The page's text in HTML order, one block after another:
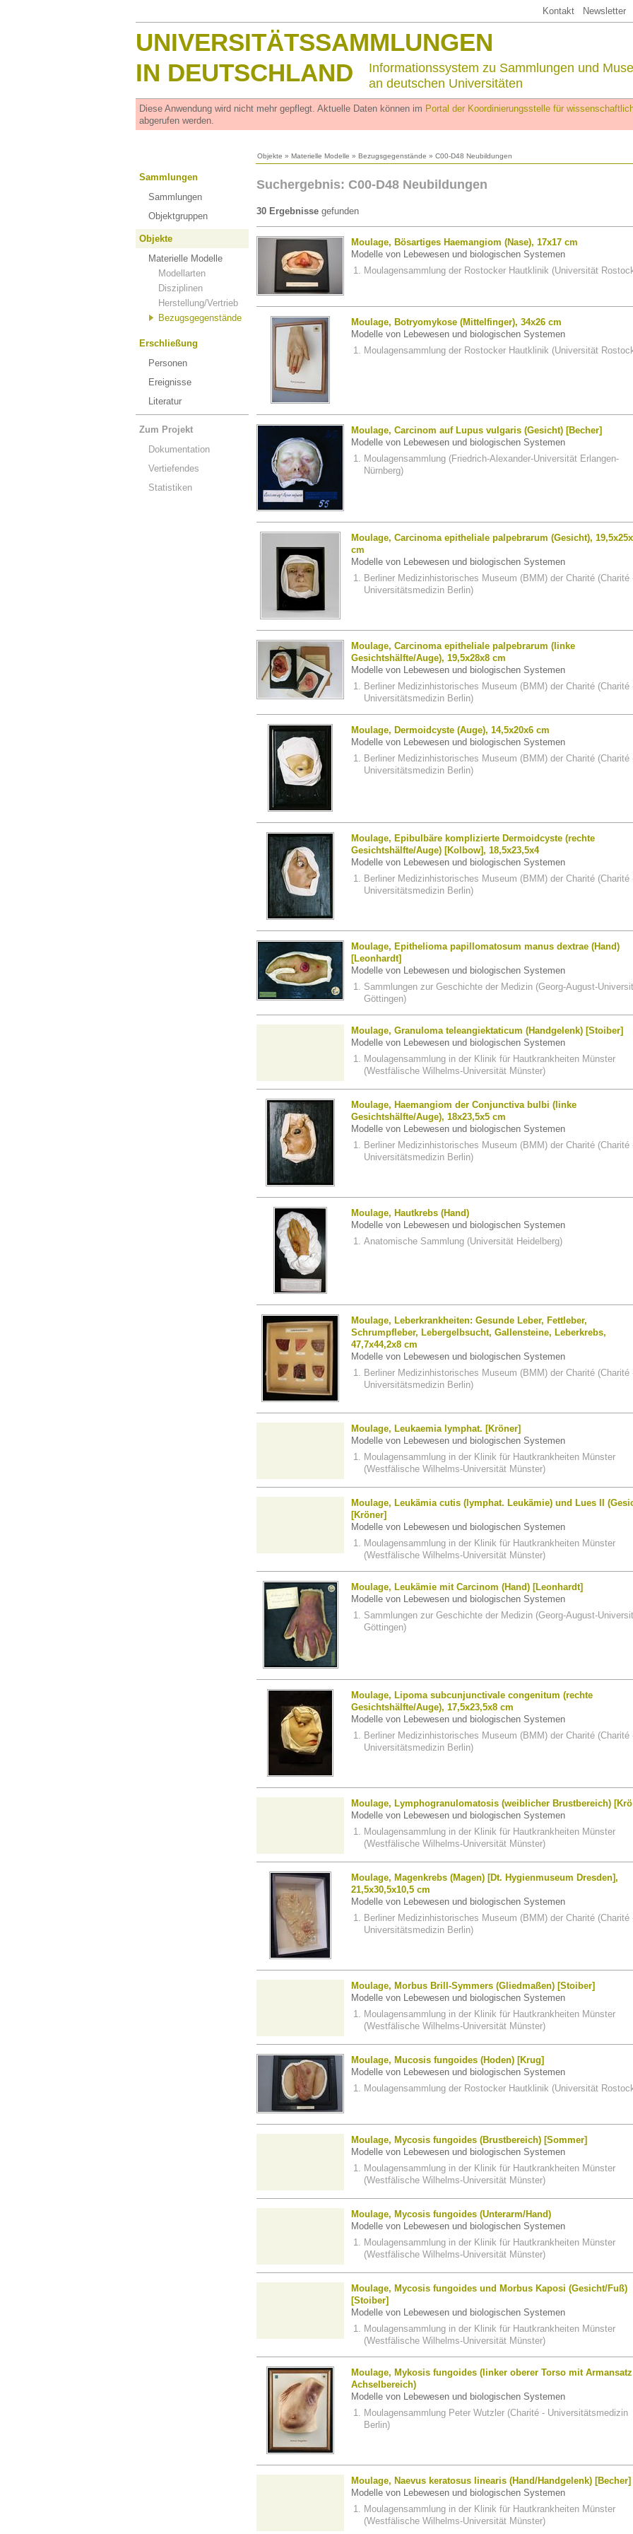
Kontakt Newsletter
UNIVERSITÄTSSAMMLUNGEN
IN DEUTSCHLAND
Informationssystem zu Sammlungen und
an deutschen Universitäten
Diese Anwendung wird nicht mehr gepflegt. Aktuelle Daten können im Portal der Koordinierungsstelle für
abgerufen werden.
Objekte » Materielle Modelle » Bezugsgegenstände » C00-D48 Neubildungen
Sammlungen
Sammlungen
Objektgruppen
Objekte
Materielle Modelle
Modellarten
Disziplinen
Herstellung/Vertrieb
Bezugsgegenstände
Erschließung
Personen
Ereignisse
Literatur
Zum Projekt
Dokumentation
Vertiefendes
Statistiken
Suchergebnis: C00-D48 Neubildungen
30 Ergebnisse gefunden
Moulage, Bösartiges Haemangiom (Nase), 17x17 cm
Modelle von Lebewesen und biologischen Systemen
Moulagensammlung der Rostocker Hautklinik (Universität
Moulage, Botryomykose (Mittelfinger), 34x26 cm
Modelle von Lebewesen und biologischen Systemen
Moulagensammlung der Rostocker Hautklinik (Universität
Moulage, Carcinom auf Lupus vulgaris (Gesicht) [Becher]
Modelle von Lebewesen und biologischen Systemen
Moulagensammlung (Friedrich-Alexander-Universität Erlangen-
Nürnberg)
Moulage, Carcinoma epitheliale palpebrarum (Gesicht),
cm
Modelle von Lebewesen und biologischen Systemen
Berliner Medizinhistorisches Museum (BMM) der Charité (Charité
Universitätsmedizin Berlin)
Moulage, Carcinoma epitheliale palpebrarum (linke
Gesichtshälfte/Auge), 19,5x28x8 cm
Modelle von Lebewesen und biologischen Systemen
Berliner Medizinhistorisches Museum (BMM) der Charité (Charité
Universitätsmedizin Berlin)
Moulage, Dermoidcyste (Auge), 14,5x20x6 cm
Modelle von Lebewesen und biologischen Systemen
Berliner Medizinhistorisches Museum (BMM) der Charité (Charité
Universitätsmedizin Berlin)
Moulage, Epibulbäre komplizierte Dermoidcyste (rechte
Gesichtshälfte/Auge) [Kolbow], 18,5x23,5x4
Modelle von Lebewesen und biologischen Systemen
Berliner Medizinhistorisches Museum (BMM) der Charité (Charité
Universitätsmedizin Berlin)
Moulage, Epithelioma papillomatosum manus dextrae (Hand)
[Leonhardt]
Modelle von Lebewesen und biologischen Systemen
Sammlungen zur Geschichte der Medizin (Georg-August-
Göttingen)
Moulage, Granuloma teleangiektaticum (Handgelenk) [Stoiber]
Modelle von Lebewesen und biologischen Systemen
Moulagensammlung in der Klinik für Hautkrankheiten Münster
(Westfälische Wilhelms-Universität Münster)
Moulage, Haemangiom der Conjunctiva bulbi (linke
Gesichtshälfte/Auge), 18x23,5x5 cm
Modelle von Lebewesen und biologischen Systemen
Berliner Medizinhistorisches Museum (BMM) der Charité (Charité
Universitätsmedizin Berlin)
Moulage, Hautkrebs (Hand)
Modelle von Lebewesen und biologischen Systemen
Anatomische Sammlung (Universität Heidelberg)
Moulage, Leberkrankheiten: Gesunde Leber, Fettleber,
Schrumpfleber, Lebergelbsucht, Gallensteine, Leberkrebs,
47,7x44,2x8 cm
Modelle von Lebewesen und biologischen Systemen
Berliner Medizinhistorisches Museum (BMM) der Charité (Charité
Universitätsmedizin Berlin)
Moulage, Leukaemia lymphat. [Kröner]
Modelle von Lebewesen und biologischen Systemen
Moulagensammlung in der Klinik für Hautkrankheiten Münster
(Westfälische Wilhelms-Universität Münster)
Moulage, Leukämia cutis (lymphat. Leukämie) und Lues II
[Kröner]
Modelle von Lebewesen und biologischen Systemen
Moulagensammlung in der Klinik für Hautkrankheiten Münster
(Westfälische Wilhelms-Universität Münster)
Moulage, Leukämie mit Carcinom (Hand) [Leonhardt]
Modelle von Lebewesen und biologischen Systemen
Sammlungen zur Geschichte der Medizin (Georg-August-
Göttingen)
Moulage, Lipoma subcunjunctivale congenitum (rechte
Gesichtshälfte/Auge), 17,5x23,5x8 cm
Modelle von Lebewesen und biologischen Systemen
Berliner Medizinhistorisches Museum (BMM) der Charité (Charité
Universitätsmedizin Berlin)
Moulage, Lymphogranulomatosis (weiblicher Brustbereich)
Modelle von Lebewesen und biologischen Systemen
Moulagensammlung in der Klinik für Hautkrankheiten Münster
(Westfälische Wilhelms-Universität Münster)
Moulage, Magenkrebs (Magen) [Dt. Hygienmuseum Dresden],
21,5x30,5x10,5 cm
Modelle von Lebewesen und biologischen Systemen
Berliner Medizinhistorisches Museum (BMM) der Charité (Charité
Universitätsmedizin Berlin)
Moulage, Morbus Brill-Symmers (Gliedmaßen) [Stoiber]
Modelle von Lebewesen und biologischen Systemen
Moulagensammlung in der Klinik für Hautkrankheiten Münster
(Westfälische Wilhelms-Universität Münster)
Moulage, Mucosis fungoides (Hoden) [Krug]
Modelle von Lebewesen und biologischen Systemen
Moulagensammlung der Rostocker Hautklinik (Universität
Moulage, Mycosis fungoides (Brustbereich) [Sommer]
Modelle von Lebewesen und biologischen Systemen
Moulagensammlung in der Klinik für Hautkrankheiten Münster
(Westfälische Wilhelms-Universität Münster)
Moulage, Mycosis fungoides (Unterarm/Hand)
Modelle von Lebewesen und biologischen Systemen
Moulagensammlung in der Klinik für Hautkrankheiten Münster
(Westfälische Wilhelms-Universität Münster)
Moulage, Mycosis fungoides und Morbus Kaposi (Gesicht/Fuß)
[Stoiber]
Modelle von Lebewesen und biologischen Systemen
Moulagensammlung in der Klinik für Hautkrankheiten Münster
(Westfälische Wilhelms-Universität Münster)
Moulage, Mykosis fungoides (linker oberer Torso mit
Achselbereich)
Modelle von Lebewesen und biologischen Systemen
Moulagensammlung Peter Wutzler (Charité - Universitätsmedizin
Berlin)
Moulage, Naevus keratosus linearis (Hand/Handgelenk) [Becher]
Modelle von Lebewesen und biologischen Systemen
Moulagensammlung in der Klinik für Hautkrankheiten Münster
(Westfälische Wilhelms-Universität Münster)